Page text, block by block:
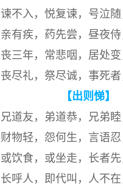
谏不入，悦复谏，号泣随
亲有疾，药先尝，昼夜侍
丧三年，常悲咽，居处变
丧尽礼，祭尽诚，事死者
【出则悌】
兄道友，弟道恭，兄弟睦
财物轻，怨何生，言语忍
或饮食，或坐走，长者先
长呼人，即代叫，人不在